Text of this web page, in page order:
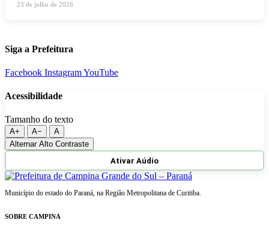
23 de julho de 2026
Siga a Prefeitura
Facebook InstagramYouTube
Acessibilidade
Tamanho do texto
A+ A−
A
Alternar Alto Contraste
Ativar Aúdio
Município do estado do Paraná, na Região Metropolitana de Curitiba.
SOBRE CAMPINA